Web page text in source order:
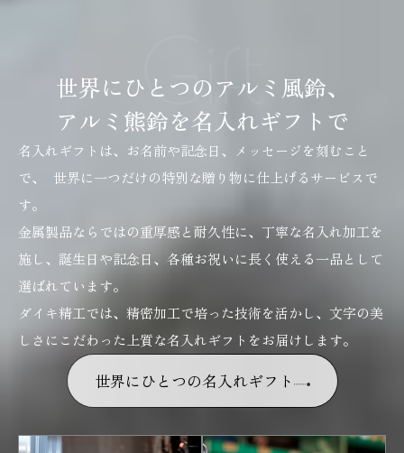
Gift
世界にひとつのアルミ風鈴、
アルミ熊鈴を名入れギフトで
名入れギフトは、お名前や記念日、メッセージを刻むこと
で、 世界に一つだけの特別な贈り物に仕上げるサービスで
す。
金属製品ならではの重厚感と耐久性に、丁寧な名入れ加工を
施し、誕生日や記念日、各種お祝いに長く使える一品として
選ばれています。
ダイキ精工では、精密加工で培った技術を活かし、文字の美
しさにこだわった上質な名入れギフトをお届けします。
世界にひとつの名入れギフト